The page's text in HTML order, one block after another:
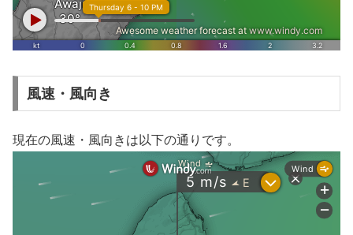
風速・風向き
現在の風速・風向きは以下の通りです。